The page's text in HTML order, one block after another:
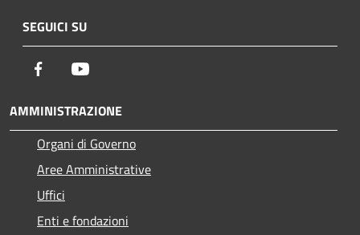
SEGUICI SU
Facebook
AMMINISTRAZIONE
Organi di Governo
Aree Amministrative
Uffici
Enti e fondazioni